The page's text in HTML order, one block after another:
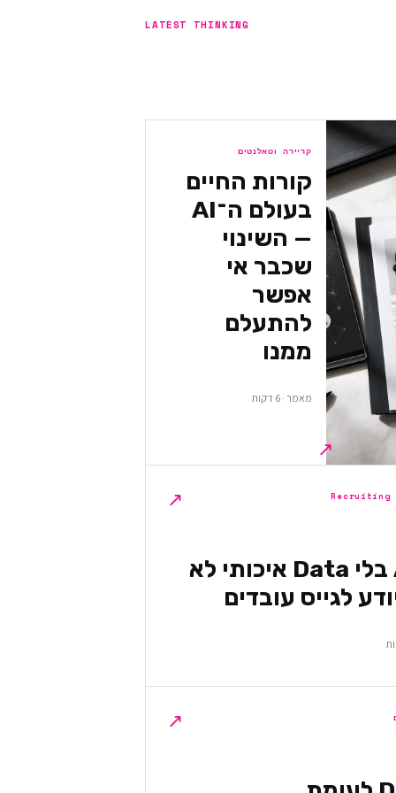
LATEST THINKING
קריירה וטאלנטים
קורות החיים
בעולם ה־AI
— השינוי
שכבר אי
אפשר
להתעלם
ממנו
מאמר · 6 דקות
↗
למה AI בלי Data איכותי לא
לגייס עובדים
↗
↗